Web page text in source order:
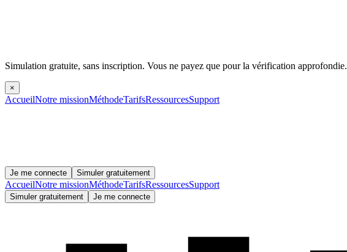
Simulation gratuite, sans inscription. Vous ne payez que pour la vérification approfondie.
×
AccueilNotre missionMéthodeTarifsRessourcesSupport
Je me connecte Simuler gratuitement
AccueilNotre missionMéthodeTarifsRessourcesSupport
Simuler gratuitement Je me connecte